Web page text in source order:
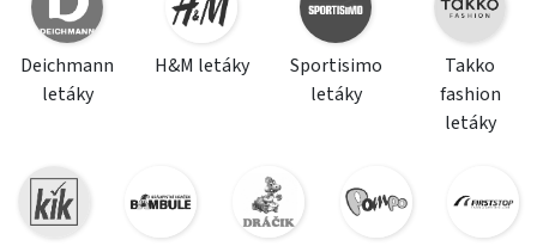
Deichmann
letáky
H&M letáky
Sportisimo
letáky
Takko
fashion
letáky